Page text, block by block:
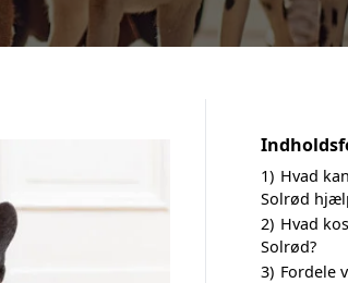
1) Hvad
Solrød
2) Hvad
Solrød?
3) Fordele